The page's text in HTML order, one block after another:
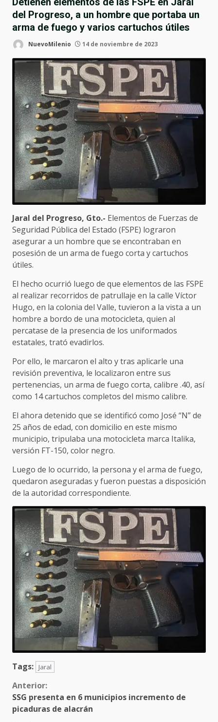
del Progreso, a un hombre que portaba un
arma de fuego y varios cartuchos útiles
NuevoMilenio 14 de noviembre de 2023
Jaral del Progreso, Gto.- Elementos de Fuerzas de
Seguridad Pública del Estado (FSPE) lograron
asegurar a un hombre que se encontraban en
posesión de un arma de fuego corta y cartuchos
útiles.
El hecho ocurrió luego de que elementos de las FSPE
al realizar recorridos de patrullaje en la calle Víctor
Hugo, en la colonia del Valle, tuvieron a la vista a un
hombre a bordo de una motocicleta, quien al
percatase de la presencia de los uniformados
estatales, trató evadirlos.
Por ello, le marcaron el alto y tras aplicarle una
revisión preventiva, le localizaron entre sus
pertenencias, un arma de fuego corta, calibre .40, así
como 14 cartuchos completos del mismo calibre.
El ahora detenido que se identificó como José “N” de
25 años de edad, con domicilio en este mismo
municipio, tripulaba una motocicleta marca Italika,
versión FT-150, color negro.
Luego de lo ocurrido, la persona y el arma de fuego,
quedaron aseguradas y fueron puestas a disposición
de la autoridad correspondiente.
Tags: Jaral
Sigue
leyendo
Anterior:
SSG presenta en 6 municipios incremento de
picaduras de alacrán